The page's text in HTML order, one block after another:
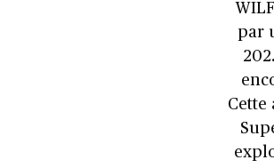
par
Cette